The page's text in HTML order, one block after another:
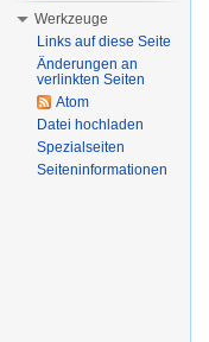
Werkzeuge
Links auf diese Seite
Änderungen an
verlinkten Seiten
Atom
Datei hochladen
Spezialseiten
Seiteninformationen